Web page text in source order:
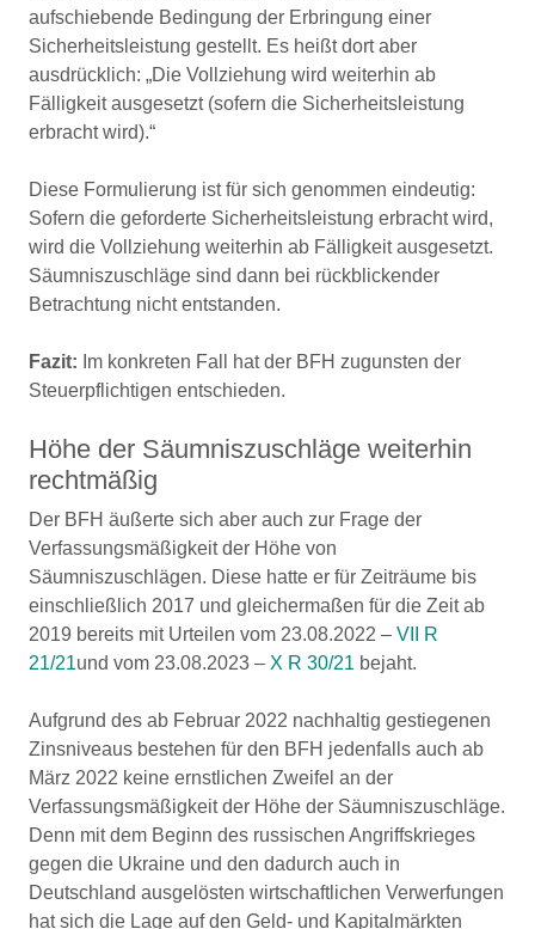
aufschiebende Bedingung der Erbringung einer
Sicherheitsleistung gestellt. Es heißt dort aber
ausdrücklich: „Die Vollziehung wird weiterhin ab
Fälligkeit ausgesetzt (sofern die Sicherheitsleistung
erbracht wird).“
Diese Formulierung ist für sich genommen eindeutig:
Sofern die geforderte Sicherheitsleistung erbracht wird,
wird die Vollziehung weiterhin ab Fälligkeit ausgesetzt.
Säumniszuschläge sind dann bei rückblickender
Betrachtung nicht entstanden.
Fazit: Im konkreten Fall hat der BFH zugunsten der
Steuerpflichtigen entschieden.
Höhe der Säumniszuschläge weiterhin
rechtmäßig
Der BFH äußerte sich aber auch zur Frage der
Verfassungsmäßigkeit der Höhe von
Säumniszuschlägen. Diese hatte er für Zeiträume bis
einschließlich 2017 und gleichermaßen für die Zeit ab
2019 bereits mit Urteilen vom 23.08.2022 – VII R
21/21und vom 23.08.2023 – X R 30/21 bejaht.
Aufgrund des ab Februar 2022 nachhaltig gestiegenen
Zinsniveaus bestehen für den BFH jedenfalls auch ab
März 2022 keine ernstlichen Zweifel an der
Verfassungsmäßigkeit der Höhe der Säumniszuschläge.
Denn mit dem Beginn des russischen Angriffskrieges
gegen die Ukraine und den dadurch auch in
Deutschland ausgelösten wirtschaftlichen Verwerfungen
hat sich die Lage auf den Geld- und Kapitalmärkten